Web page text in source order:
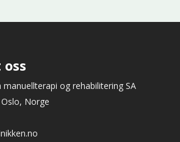
manuellterapi og rehabilitering SA
Norge